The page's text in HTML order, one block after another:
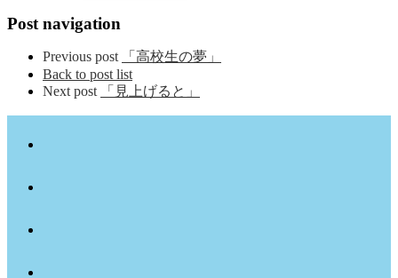
Post navigation
Previous post
「高校生の夢」
Back to post list
Next post
「見上げると」